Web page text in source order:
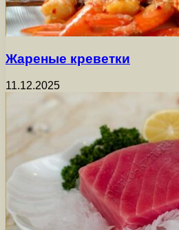
Жареные креветки
11.12.2025